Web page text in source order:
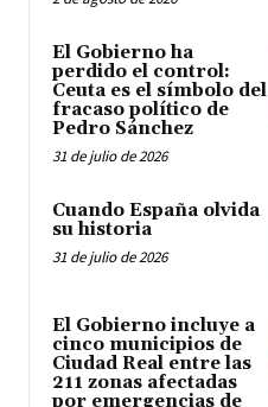
El Gobierno ha
perdido el control:
Ceuta es el símbolo del
fracaso político de
Pedro Sánchez
31 de julio de 2026
Cuando España olvida
su historia
31 de julio de 2026
El Gobierno incluye a
cinco municipios de
Ciudad Real entre las
211 zonas afectadas
por emergencias de